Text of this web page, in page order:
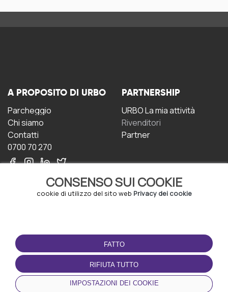
CONSENSO SUI COOKIE
cookie di utilizzo del sito web Privacy dei cookie
FATTO
RIFIUTA TUTTO
IMPOSTAZIONI DEI COOKIE
A PROPOSITO DI URBO
Parcheggio
Chi siamo
Contatti
0700 70 270
PARTNERSHIP
URBO La mia attività
Rivenditori
Partner
CONDIZIONI D'USO
Termini e Condizioni
Politica sulla riservatezza
Gestione dei Cookie
SCARICA L'APP